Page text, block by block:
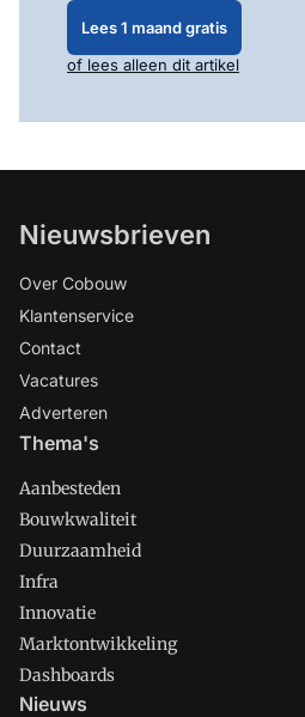
Lees 1 maand gratis
of lees alleen dit artikel
Nieuwsbrieven
Over Cobouw
Klantenservice
Contact
Vacatures
Adverteren
Thema's
Aanbesteden
Bouwkwaliteit
Duurzaamheid
Infra
Innovatie
Marktontwikkeling
Dashboards
Nieuws